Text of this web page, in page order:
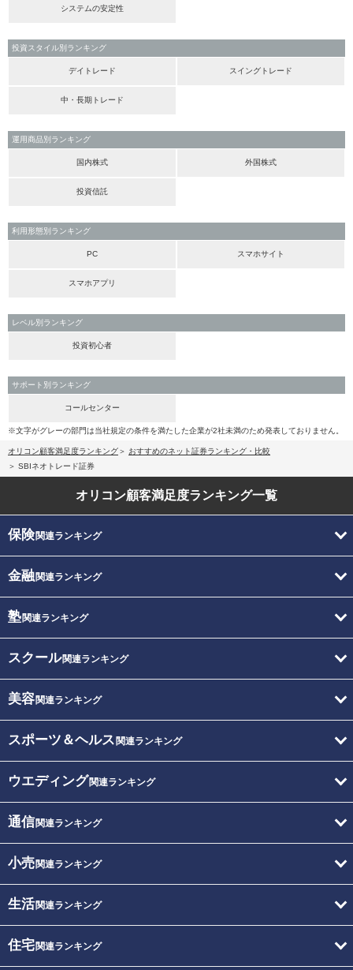
システムの安定性
投資スタイル別ランキング
デイトレード スイングトレード
中・長期トレード
運用商品別ランキング
国内株式 外国株式
投資信託
利用形態別ランキング
PC スマホサイト
スマホアプリ
レベル別ランキング
投資初心者
サポート別ランキング
コールセンター
※文字がグレーの部門は当社規定の条件を満たした企業が2社未満のため発表しておりません。
オリコン顧客満足度ランキング
おすすめのネット証券ランキング・比較
SBIネオトレード証券
オリコン顧客満足度ランキング一覧
保険関連ランキング
金融関連ランキング
塾関連ランキング
スクール関連ランキング
美容関連ランキング
スポーツ＆ヘルス 関連ランキング
ウエディング関連ランキング
通信関連ランキング
小売関連ランキング
生活関連ランキング
住宅関連ランキング